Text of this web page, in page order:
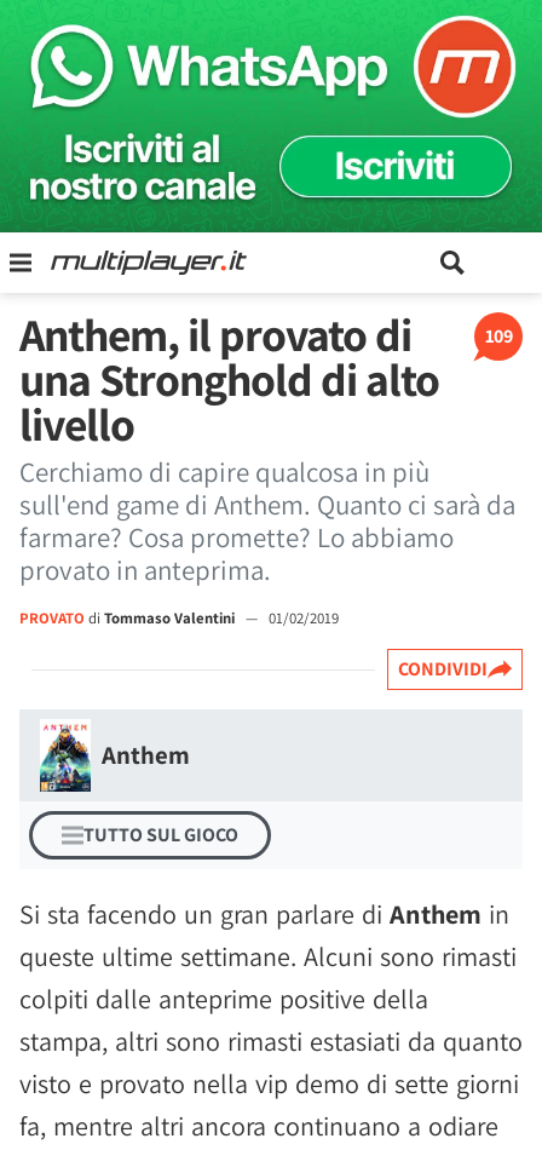
109
Anthem, il provato di
una Stronghold di alto
livello
Cerchiamo di capire qualcosa in più
sull'end game di Anthem. Quanto ci sarà da
farmare? Cosa promette? Lo abbiamo
provato in anteprima.
PROVATO di Tommaso Valentini — 01/02/2019
CONDIVIDI
Anthem
TUTTO SUL GIOCO
Si sta facendo un gran parlare di Anthem in
queste ultime settimane. Alcuni sono rimasti
colpiti dalle anteprime positive della
stampa, altri sono rimasti estasiati da quanto
visto e provato nella vip demo di sette giorni
fa, mentre altri ancora continuano a odiare